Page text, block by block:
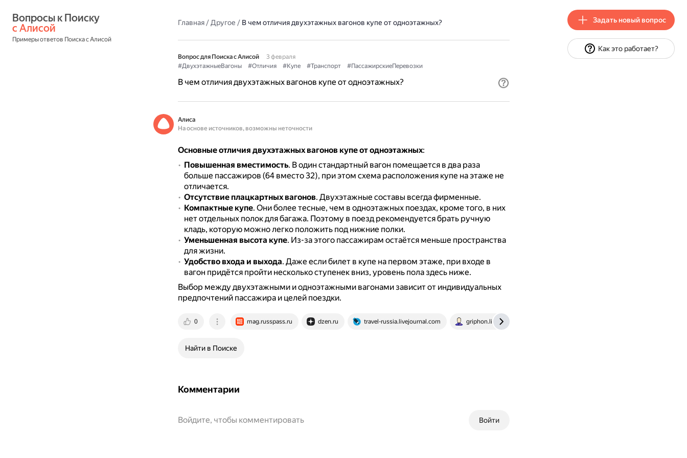
с Алисой
Примеры ответов Поиска с Алисой
Главная/Другое / В чем отличия двухэтажных вагонов купе от одноэтажных?
Вопрос для Поиска с Алисой
3 февраля
#ДвухэтажныеВагоны
#Отличия #Купе #Транспорт #ПассажирскиеПеревозки
В чем отличия двухэтажных вагонов купе от одноэтажных?
Алиса
На основе источников, возможны неточности
Основные отличия двухэтажных вагонов купе от одноэтажных:
Повышенная вместимость. В один стандартный вагон помещается в два раза
больше пассажиров (64 вместо 32), при этом схема расположения купе на этаже не
отличается.
Отсутствие плацкартных вагонов. Двухэтажные составы всегда фирменные.
Компактные купе. Они более тесные, чем в одноэтажных поездах, кроме того, в них
нет отдельных полок для багажа. Поэтому в поезд рекомендуется брать ручную
кладь, которую можно легко положить под нижние полки.
Уменьшенная высота купе. Из-за этого пассажирам остаётся меньше пространства
для жизни.
Удобство входа и выхода. Даже если билет в купе на первом этаже, при входе в
вагон придётся пройти несколько ступенек вниз, уровень пола здесь ниже.
Выбор между двухэтажными и одноэтажными вагонами зависит от индивидуальных
предпочтений пассажира и целей поездки.
0 mag.russpass.ru dzen.ru travel-russia.livejournal.com griphon.livejournal.com
Найти в Поиске
Комментарии
Войти
Войдите, чтобы комментировать
Задать новый вопрос
Как это работает?